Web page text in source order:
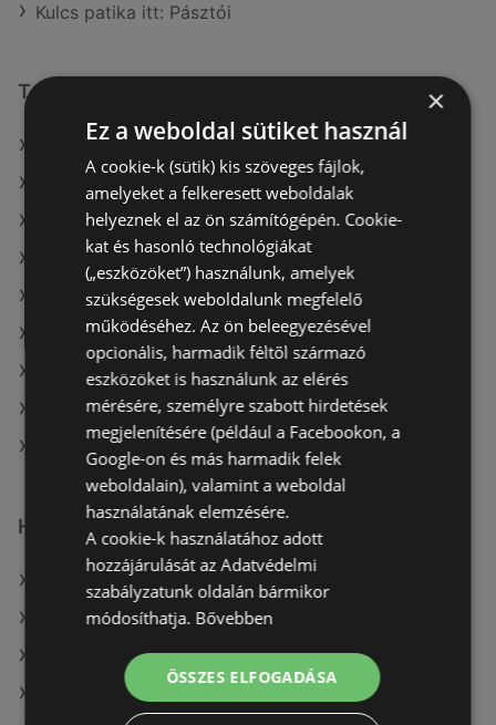
Kulcs patika itt: Pásztói
További linkek
A(z) Kulcs patika ajánlatai
A(z) Alma Gyógyszertárak ajánlatai
A(z) Gyöngy Patikak ajánlatai
A(z) Magnetic aktuális akciós újságjai
A(z) Gyöngy Patikak aktuális akciós újságjai
A(z) Oriflame aktuális akciós újságjai
A(z) goods market aktuális akciós újságjai
A(z) Benu Gyógyszertárak aktuális akciós újságjai
A(z) Kulcs patika üzletei itt: Sopron-Fertődi
Hasonló kiskereskedők
A(z) Vianni ajánlatai
A(z) PatikaPlus ajánlatai
A(z) Pingvin Patika ajánlatai
A(z) Benu Gyógyszertárak ajánlatai
×
Ez a weboldal sütiket használ
A cookie-k (sütik) kis szöveges fájlok,
amelyeket a felkeresett weboldalak
helyeznek el az ön számítógépén. Cookie-
kat és hasonló technológiákat
(„eszközöket”) használunk, amelyek
szükségesek weboldalunk megfelelő
működéséhez. Az ön beleegyezésével
opcionális, harmadik féltől származó
eszközöket is használunk az elérés
mérésére, személyre szabott hirdetések
megjelenítésére (például a Facebookon, a
Google-on és más harmadik felek
weboldalain), valamint a weboldal
használatának elemzésére.
A cookie-k használatához adott
hozzájárulását az Adatvédelmi
szabályzatunk oldalán bármikor
módosíthatja. Bővebben
ÖSSZES ELFOGADÁSA